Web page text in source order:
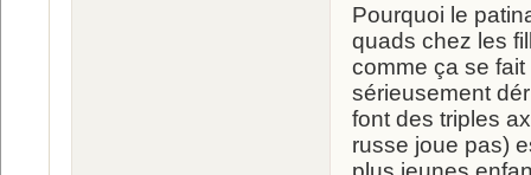
Pourquoi le
quads chez les
comme ça se
sérieusement
font des triples
russe joue pas)